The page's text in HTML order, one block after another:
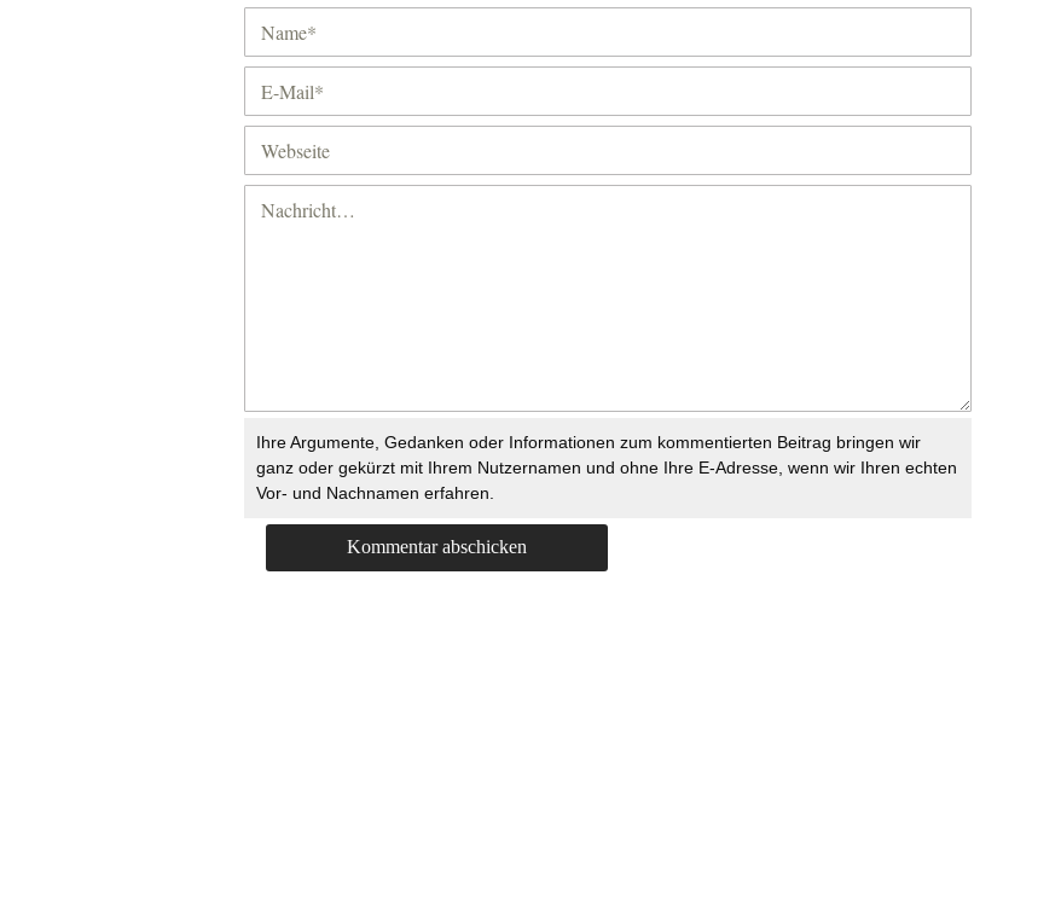
Ihre Argumente, Gedanken oder Informationen zum kommentierten Beitrag bringen wir
ganz oder gekürzt mit Ihrem Nutzernamen und ohne Ihre E-Adresse, wenn wir Ihren echten
Vor- und Nachnamen erfahren.